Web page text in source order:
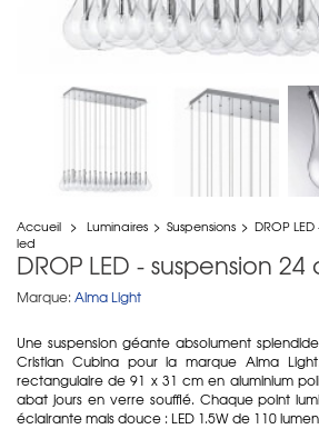
Accueil > Luminaires > Suspensions > DROP
led
DROP LED - suspension
Marque: Alma Light
Une suspension géante absolument
Cristian Cubina pour la marque Alma
rectangulaire de 91 x 31 cm en aluminium
abat jours en verre soufflé. Chaque point
éclairante mais douce : LED 1.5W de 110